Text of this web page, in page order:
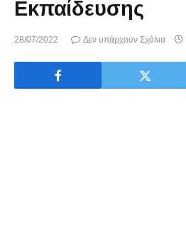
Εκπαίδευσης
28/07/2022 Δεν υπάρχουν Σχόλια